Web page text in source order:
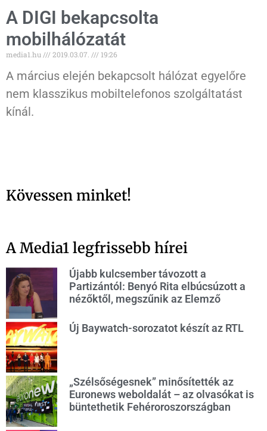
A DIGI bekapcsolta
mobilhálózatát
media1.hu 2019.03.07. 19:26
A március elején bekapcsolt hálózat egyelőre
nem klasszikus mobiltelefonos szolgáltatást
kínál.
Kövessen minket!
A Media1 legfrissebb hírei
Újabb kulcsember távozott a
Partizántól: Benyó Rita elbúcsúzott a
nézőktől, megszűnik az Elemző
Új Baywatch-sorozatot készít az RTL
„Szélsőségesnek” minősítették az
Euronews weboldalát – az olvasókat is
büntethetik Fehéroroszországban